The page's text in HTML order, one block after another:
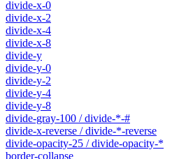
divide-x-0
divide-x-2
divide-x-4
divide-x-8
divide-y
divide-y-0
divide-y-2
divide-y-4
divide-y-8
divide-gray-100 / divide-*-#
divide-x-reverse / divide-*-reverse
divide-opacity-25 / divide-opacity-*
border-collapse